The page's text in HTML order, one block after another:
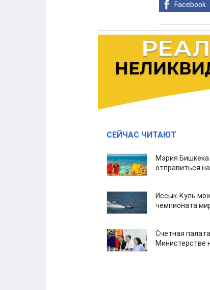
Facebook
СЕЙЧАС ЧИТАЮТ
Мэрия Бишкека
отправиться
Иссык-Куль
чемпионата
Счетная
Министерстве